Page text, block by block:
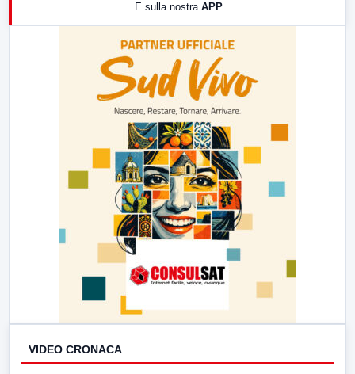
E sulla nostra APP
VIDEO CRONACA